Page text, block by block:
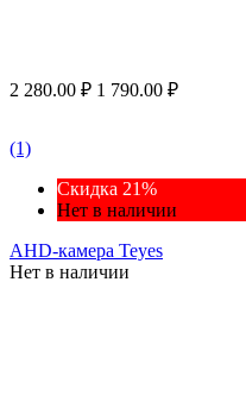
2 280.00 ₽ 1 790.00 ₽
(1)
Скидка 21%
Нет в наличии
AHD-камера Teyes
Нет в наличии